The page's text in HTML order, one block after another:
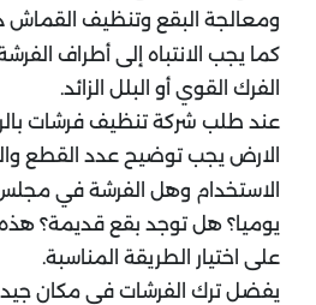
ومعالجة البقع وتنظيف القماش
كما يجب الانتباه إلى أطراف
الفرك القوي أو البلل الزائد.
عند طلب شركة تنظيف فرشات
الارض يجب توضيح عدد القطع
الاستخدام وهل الفرشة في
يوميا؟ هل توجد بقع قديمة؟
على اختيار الطريقة المناسبة.
يفضل ترك الفرشات في مكان جيد